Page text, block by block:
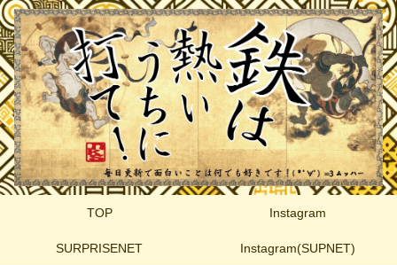
TOP Instagram
SURPRISENET Instagram(SUPNET)